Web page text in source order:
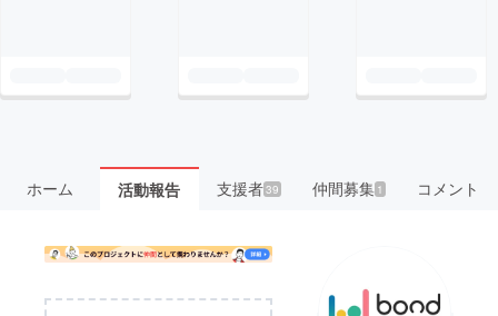
ホーム 活動報告 支援者39 仲間募集 1 コメント